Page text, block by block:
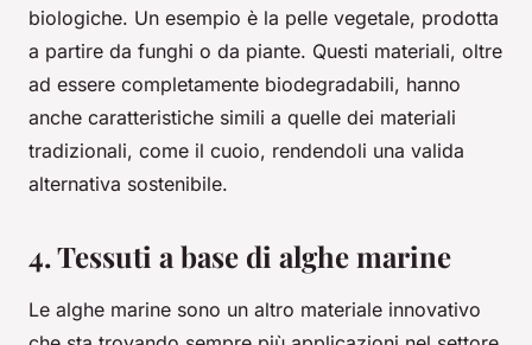
biologiche. Un esempio è la pelle vegetale, prodotta
a partire da funghi o da piante. Questi materiali, oltre
ad essere completamente biodegradabili, hanno
anche caratteristiche simili a quelle dei materiali
tradizionali, come il cuoio, rendendoli una valida
alternativa sostenibile.
4. Tessuti a base di alghe marine
Le alghe marine sono un altro materiale innovativo